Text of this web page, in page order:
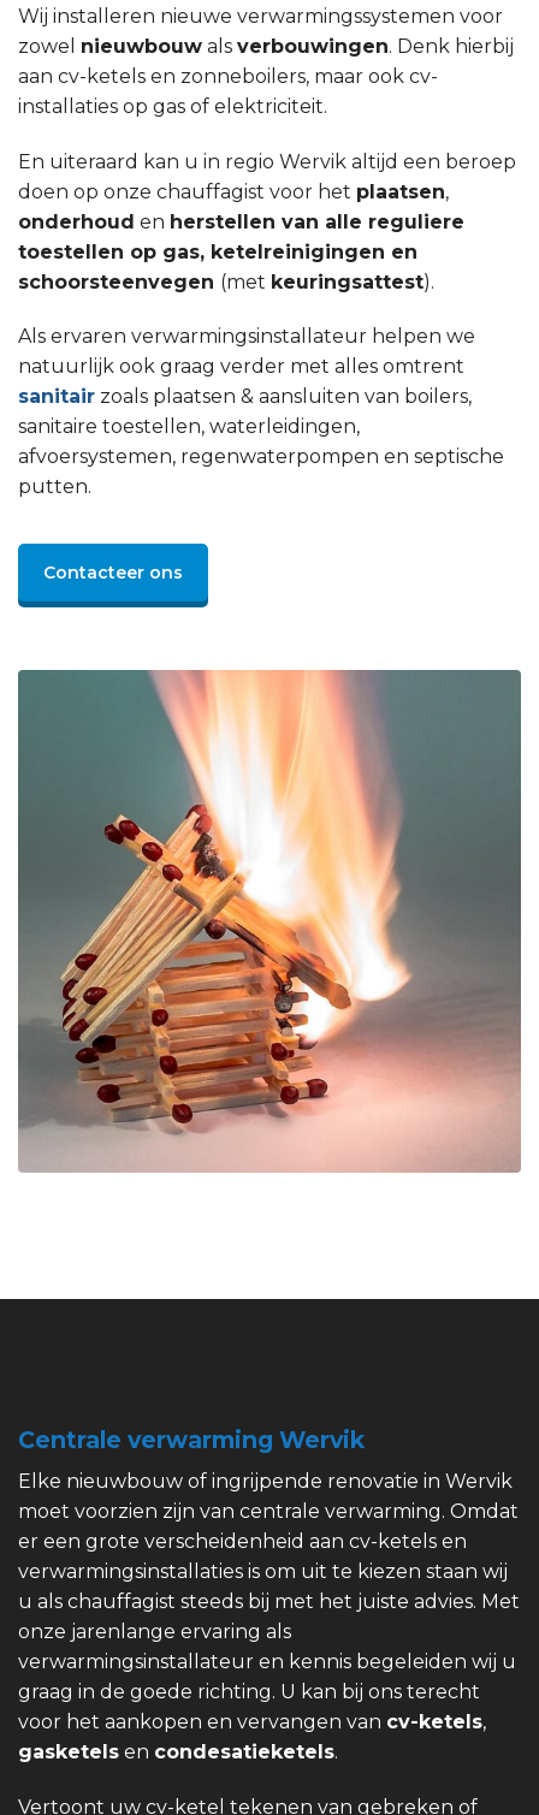
Wij installeren nieuwe verwarmingssystemen voor
zowel nieuwbouw als verbouwingen. Denk hierbij
aan cv-ketels en zonneboilers, maar ook cv-
installaties op gas of elektriciteit.
En uiteraard kan u in regio Wervik altijd een beroep
doen op onze chauffagist voor het plaatsen,
onderhoud en herstellen van alle reguliere
toestellen op gas, ketelreinigingen en
schoorsteenvegen (met keuringsattest).
Als ervaren verwarmingsinstallateur helpen we
natuurlijk ook graag verder met alles omtrent
sanitair zoals plaatsen & aansluiten van boilers,
sanitaire toestellen, waterleidingen,
afvoersystemen, regenwaterpompen en septische
putten.
Contacteer ons
Centrale verwarming Wervik
Elke nieuwbouw of ingrijpende renovatie in Wervik
moet voorzien zijn van centrale verwarming. Omdat
er een grote verscheidenheid aan cv-ketels en
verwarmingsinstallaties is om uit te kiezen staan wij
u als chauffagist steeds bij met het juiste advies. Met
onze jarenlange ervaring als
verwarmingsinstallateur en kennis begeleiden wij u
graag in de goede richting. U kan bij ons terecht
voor het aankopen en vervangen van cv-ketels,
gasketels en condesatieketels.
Vertoont uw cv-ketel tekenen van gebreken of